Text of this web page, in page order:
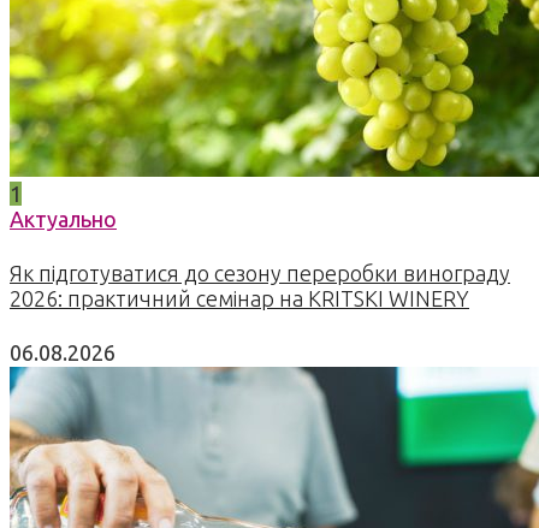
1
Актуально
Як підготуватися до сезону переробки винограду
2026: практичний семінар на KRITSKI WINERY
06.08.2026